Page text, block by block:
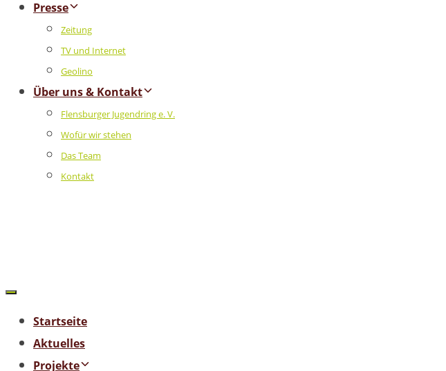
Presse
Zeitung
TV und Internet
Geolino
Über uns & Kontakt
Flensburger Jugendring e. V.
Wofür wir stehen
Das Team
Kontakt
Startseite
Aktuelles
Projekte